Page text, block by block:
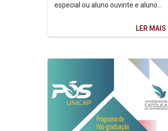
especial ou aluno ouvinte e aluno
LER MAIS